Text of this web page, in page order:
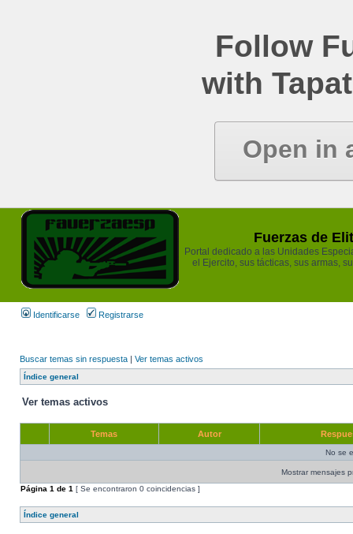
Follow
with
Open in
Fuerzas de
Portal dedicado a las Unidades
el Ejercito, sus tácticas, sus armas,
Identificarse Registrarse
Buscar temas sin respuesta | Ver temas activos
Índice general
Ver temas activos
Temas Autor
No se
Mostrar mensajes
Página 1 de 1 [ Se encontraron 0 coincidencias ]
Índice general